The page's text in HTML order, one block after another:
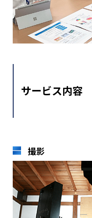
サービス内容
撮影